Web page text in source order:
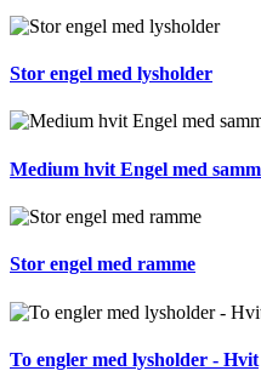
Stor engel med lysholder
Medium hvit Engel med
Stor engel med ramme
To engler med lysholder - Hvit